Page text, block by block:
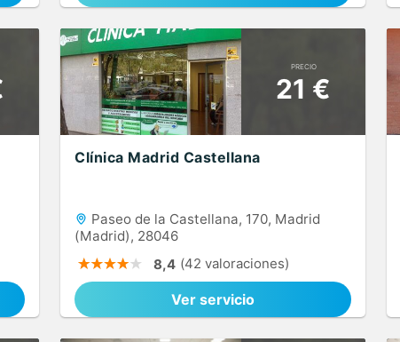
PRECIO
21 €
Clínica Madrid Castellana
Paseo de la Castellana, 170, Madrid
(Madrid), 28046
8,4 (42 valoraciones)
Ver servicio